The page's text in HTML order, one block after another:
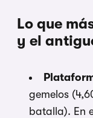
Lo que
y el
gemelos
batalla). En